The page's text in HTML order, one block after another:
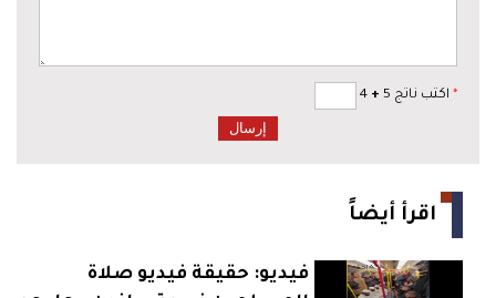
* اكتب ناتج 5 +
اقرأ أيضاً
فيديو: حقيقة فيديو صلاة